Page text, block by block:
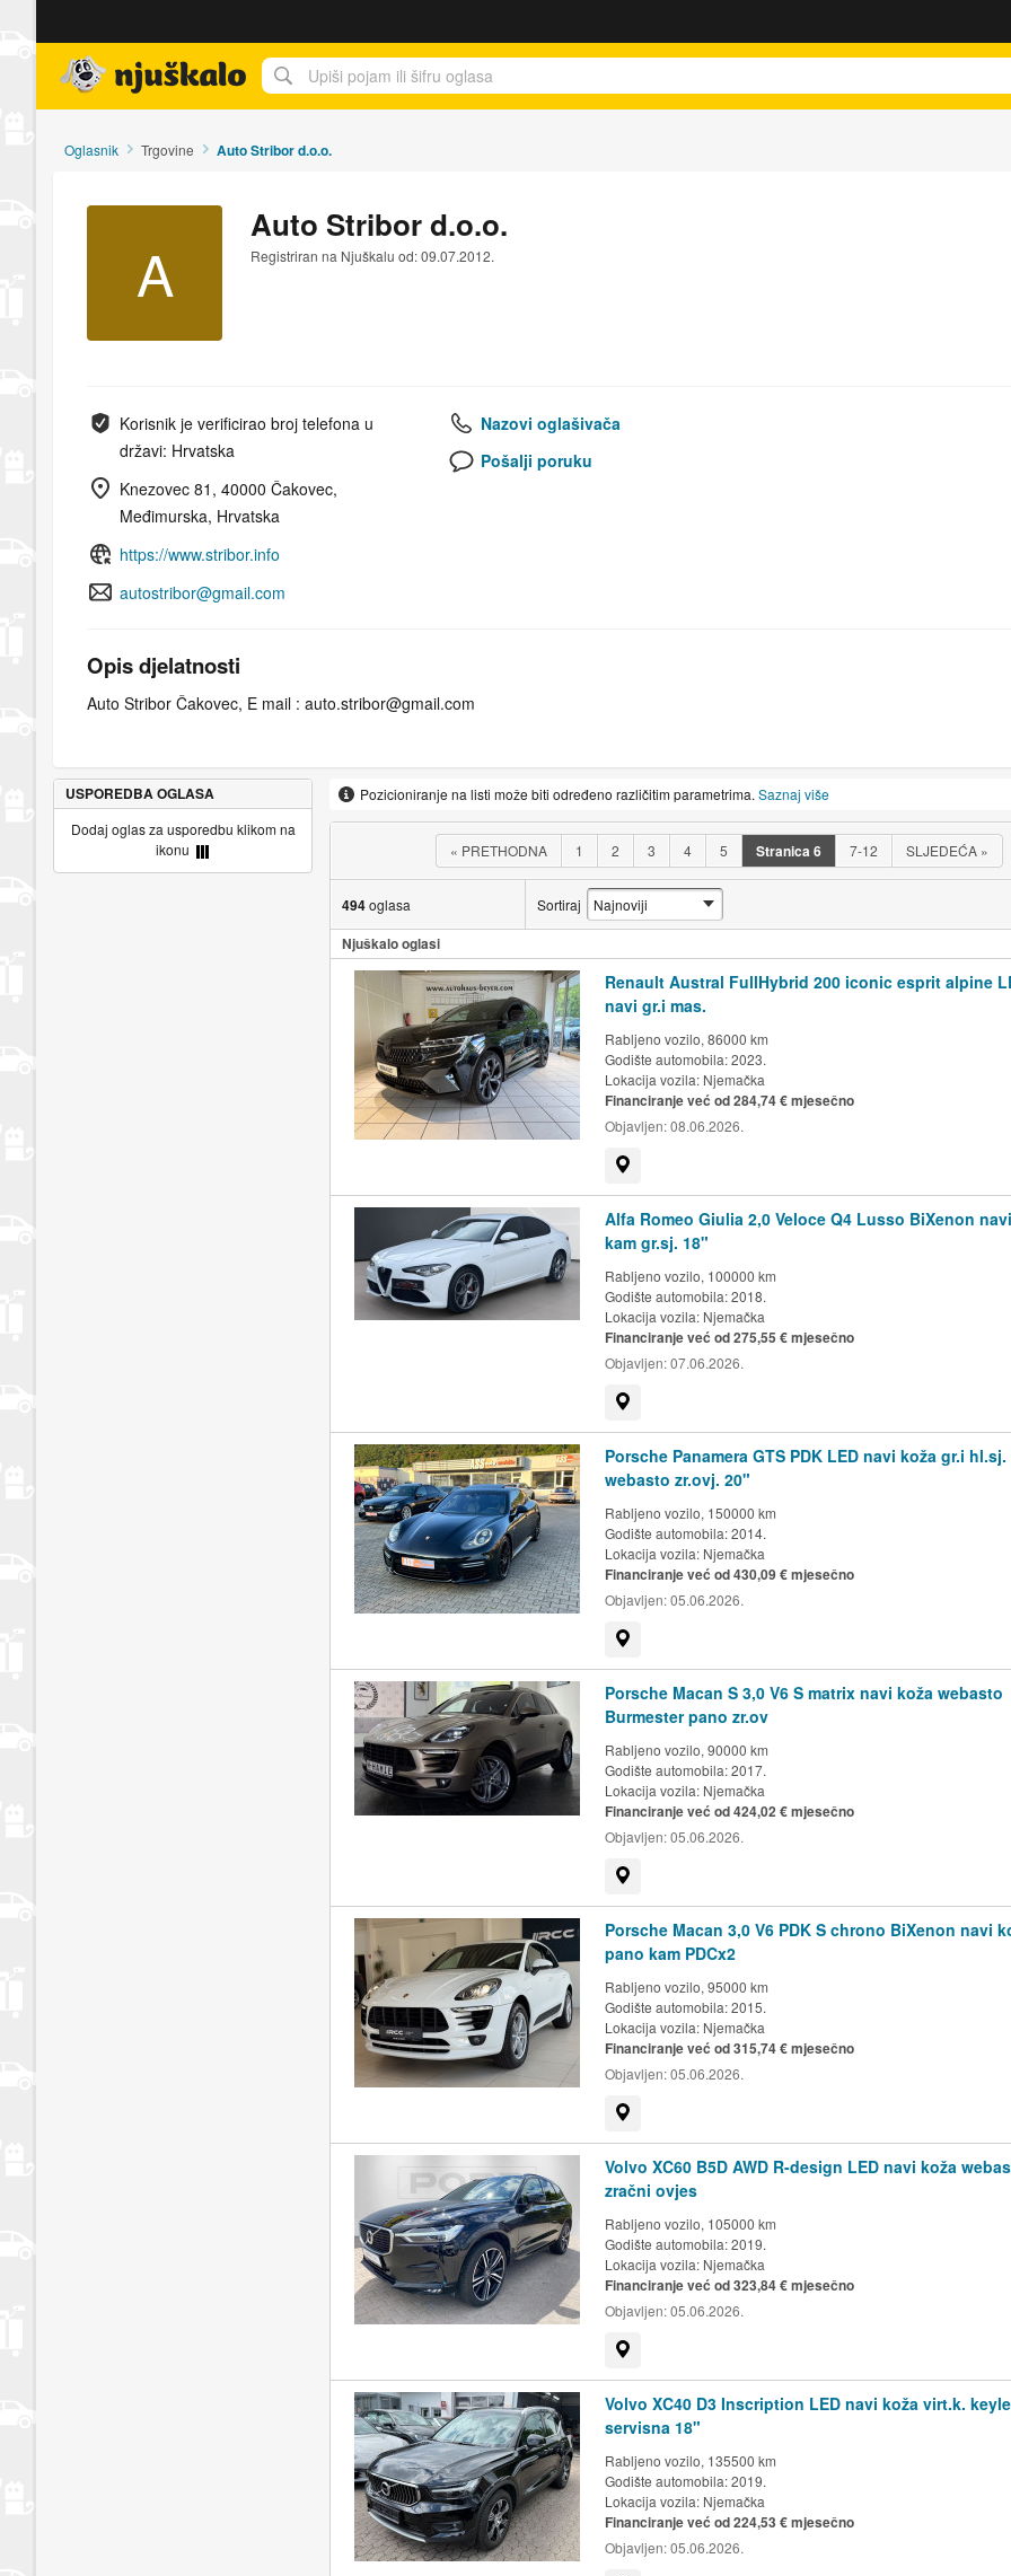
Oglasnik Trgovine Auto Stribor d.o.o.
A
Auto Stribor d.o.o.
Registriran na Njuškalu od: 09.07.2012.
Korisnik je verificirao broj telefona u
državi: Hrvatska
Knezovec 81, 40000 Čakovec,
Međimurska, Hrvatska
https://www.stribor.info
autostribor@gmail.com
Nazovi oglašivača
Pošalji poruku
Opis djelatnosti
Auto Stribor Čakovec, E mail : auto.stribor@gmail.com
Pozicioniranje na listi može biti određeno različitim parametrima.Saznaj više
« PRETHODNA 1 2 3 4 5 Stranica6 7-12 SLJEDEĆA »
494oglasa Sortiraj
Njuškalo oglasi
Renault Austral FullHybrid 200 iconic esprit alpine
navi gr.i mas.
Rabljeno vozilo, 86000 km
Godište automobila: 2023.
Lokacija vozila: Njemačka
Financiranje već od 284,74 € mjesečno
Objavljen:08.06.2026.
Alfa Romeo Giulia 2,0 Veloce Q4 Lusso BiXenon
kam gr.sj. 18"
Rabljeno vozilo, 100000 km
Godište automobila: 2018.
Lokacija vozila: Njemačka
Financiranje već od 275,55 € mjesečno
Objavljen:07.06.2026.
Porsche Panamera GTS PDK LED navi koža gr.i hl.sj.
webasto zr.ovj. 20"
Rabljeno vozilo, 150000 km
Godište automobila: 2014.
Lokacija vozila: Njemačka
Financiranje već od 430,09 € mjesečno
Objavljen:05.06.2026.
Porsche Macan S 3,0 V6 S matrix navi koža webasto
Burmester pano zr.ov
Rabljeno vozilo, 90000 km
Godište automobila: 2017.
Lokacija vozila: Njemačka
Financiranje već od 424,02 € mjesečno
Objavljen:05.06.2026.
Porsche Macan 3,0 V6 PDK S chrono BiXenon navi
pano kam PDCx2
Rabljeno vozilo, 95000 km
Godište automobila: 2015.
Lokacija vozila: Njemačka
Financiranje već od 315,74 € mjesečno
Objavljen:05.06.2026.
Volvo XC60 B5D AWD R-design LED navi koža
zračni ovjes
Rabljeno vozilo, 105000 km
Godište automobila: 2019.
Lokacija vozila: Njemačka
Financiranje već od 323,84 € mjesečno
Objavljen:05.06.2026.
Volvo XC40 D3 Inscription LED navi koža virt.k.
servisna 18"
Rabljeno vozilo, 135500 km
Godište automobila: 2019.
Lokacija vozila: Njemačka
Financiranje već od 224,53 € mjesečno
Objavljen:05.06.2026.
USPOREDBA OGLASA
Dodaj oglas za usporedbu klikom na
ikonu